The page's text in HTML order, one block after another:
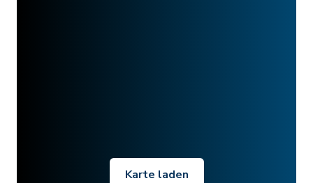
Karte laden